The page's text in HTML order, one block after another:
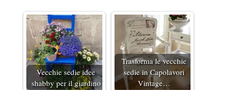
Vecchie sedie idee
shabby per il giardino
Trasforma le vecchie
sedie in Capolavori
Vintage…